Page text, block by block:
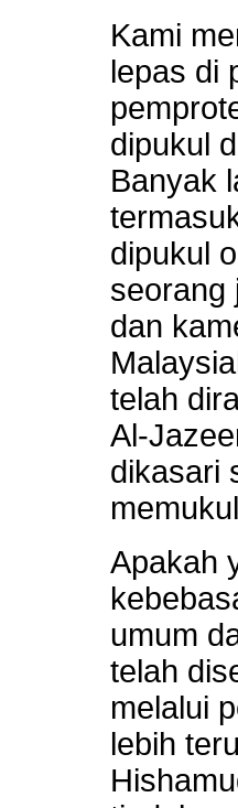
Kami
lepas di
dipukul
Banyak
dipukul
seorang
dan
telah
Al-
dikasari
Apakah
umum
telah
melalui
lebih